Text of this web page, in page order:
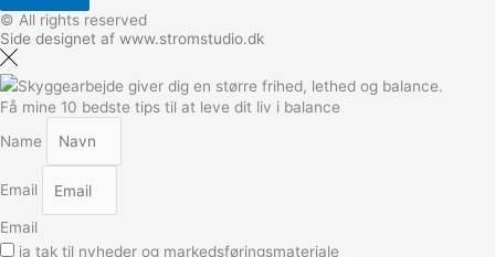
© All rights reserved
Side designet af www.stromstudio.dk
Få mine 10 bedste tips til at leve dit liv i balance
Name
Email
Email
ja tak til nyheder og markedsføringsmateriale